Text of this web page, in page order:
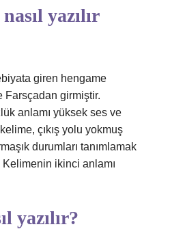
yazılır
giren hengame
Farsçadan girmiştir.
anlamı yüksek ses ve
çıkış yolu yokmuş
durumları tanımlamak
Kelimenin ikinci anlamı
yazılır?